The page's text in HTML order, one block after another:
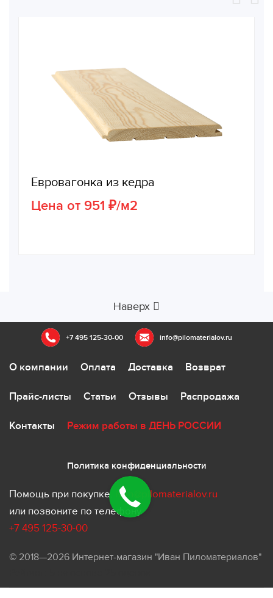
Евровагонка из кедра
Цена от 951 ₽/м2
Наверх
+7 495 125-30-00 info@pilomaterialov.ru
О компании Оплата Доставка Возврат
Прайс-листы Статьи Отзывы Распродажа
Контакты Режим работы в ДЕНЬ РОССИИ
Политика конфиденциальности
Помощь при покупке.
ivan@pilomaterialov.ru
или позвоните по телефону
+7 495 125-30-00
© 2018—2026 Интернет-магазин "Иван Пиломатериалов"